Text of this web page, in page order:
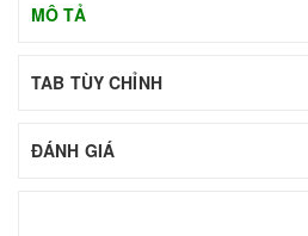
MÔ TẢ
TAB TÙY CHỈNH
ĐÁNH GIÁ